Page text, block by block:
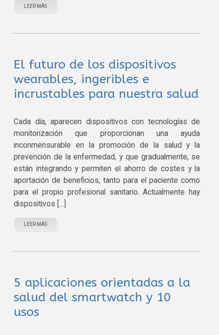
LEER MÁS
El futuro de los dispositivos
wearables, ingeribles e
incrustables para nuestra salud
Cada día, aparecen dispositivos con tecnologías de
monitorización que proporcionan una ayuda
inconmensurable en la promoción de la salud y la
prevención de la enfermedad, y que gradualmente, se
están integrando y permiten el ahorro de costes y la
aportación de beneficios, tanto para el paciente como
para el propio profesional sanitario. Actualmente hay
dispositivos […]
LEER MÁS
5 aplicaciones orientadas a la
salud del smartwatch y 10
usos